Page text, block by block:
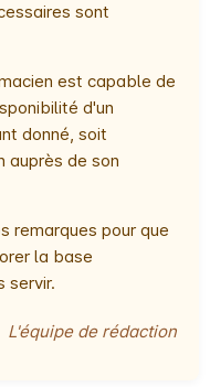
sont
est capable de
d'un
donné, soit
auprès de son
remarques pour que
la base
servir.
L'équipe de rédaction